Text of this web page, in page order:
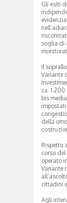
Gli esiti
soglia di
Il
Variante
ca. 1.200
bis
impostati
della
Rispetto
corso
operato
Variante
cittadini
Agli